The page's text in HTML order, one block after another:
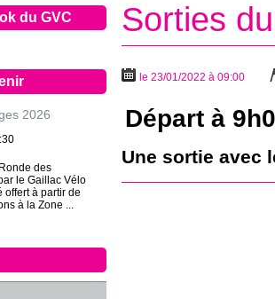
Sorties
le 23/01/2022 à 09:00
Départ à
Une sortie avec
du GVC
2026
des
le Gaillac Vélo
offert à partir de
à la Zone ...